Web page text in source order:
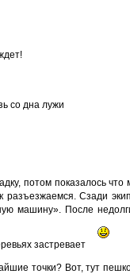
со дна лужи
потом показалось
разъезжаемся. Сзади
машину». После
застревает
точки? Вот, тут